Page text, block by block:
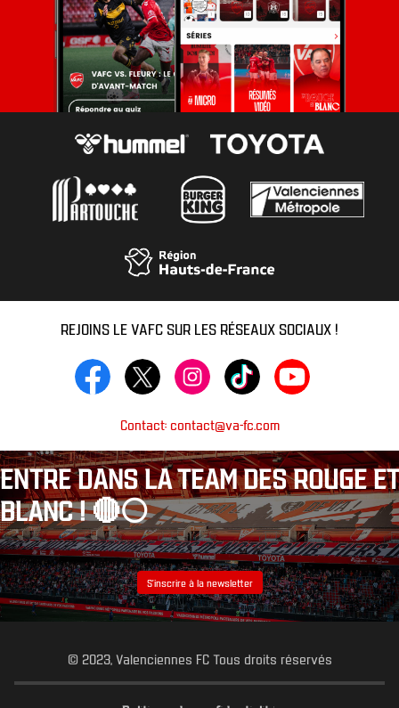
REJOINS LE VAFC SUR LES RÉSEAUX SOCIAUX !
Contact: contact@va-fc.com
ENTRE DANS LA TEAM DES ROUGE ET
BLANC ! 🔴⚪️
S’inscrire à la newsletter
© 2023, Valenciennes FC Tous droits réservés